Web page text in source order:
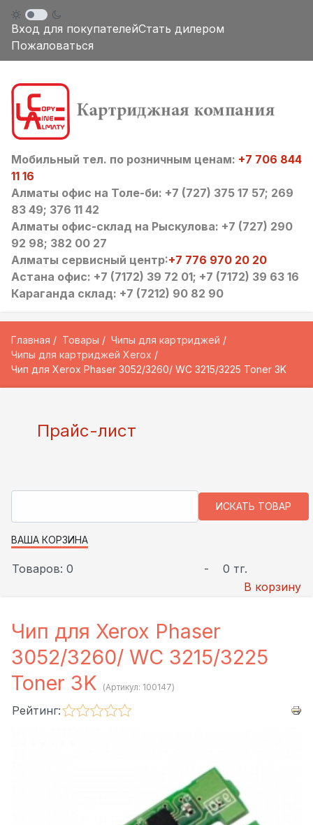
Вход для покупателейСтать дилером
Пожаловаться
Мобильный тел. по розничным ценам: +7 706 844
11 16
Алматы офис на Толе-би: +7 (727) 375 17 57; 269
83 49; 376 11 42
Алматы офис-склад на Рыскулова: +7 (727) 290
92 98; 382 00 27
Алматы сервисный центр:+7 776 970 20 20
Астана офис: +7 (7172) 39 72 01; +7 (7172) 39 63 16
Караганда склад: +7 (7212) 90 82 90
Главная Товары
Чипы для картриджей
Чипы для картриджей Xerox
Чип для Xerox Phaser 3052/3260/ WC 3215/3225 Toner 3K
Прайс-лист
ВАША КОРЗИНА
Товаров: 0 -
0 тг.
В корзину
Чип для Xerox Phaser
3052/3260/ WC 3215/3225
Toner 3K
(Артикул: 100147)
Рейтинг: